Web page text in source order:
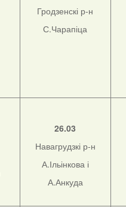
Гродзенскі р-н
С.Чарапіца
26.03
Навагрудзкі р-н
А.Ільінкова і
А.Анкуда